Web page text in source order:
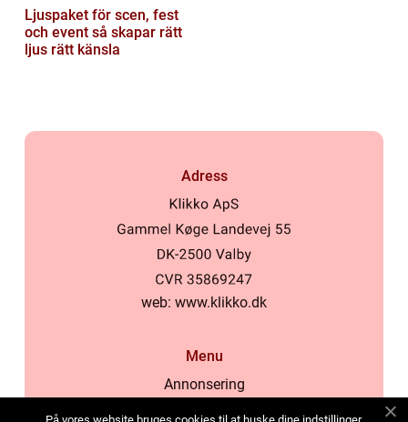
Ljuspaket för scen, fest
och event så skapar rätt
ljus rätt känsla
Adress
web: www.klikko.dk
Menu
Annonsering